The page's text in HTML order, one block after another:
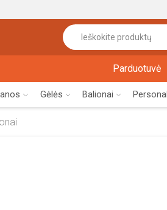
Parduotuvė
Gėlės Balionai